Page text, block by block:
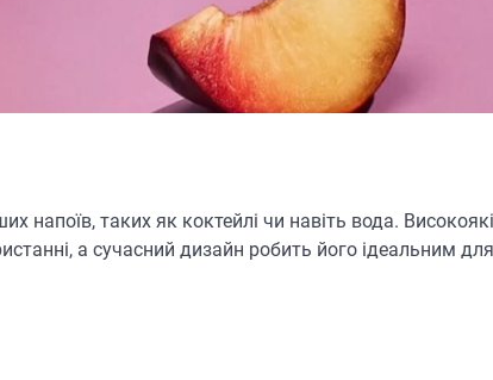
напоїв, таких як коктейлі чи навіть вода.
а сучасний дизайн робить його ідеальним